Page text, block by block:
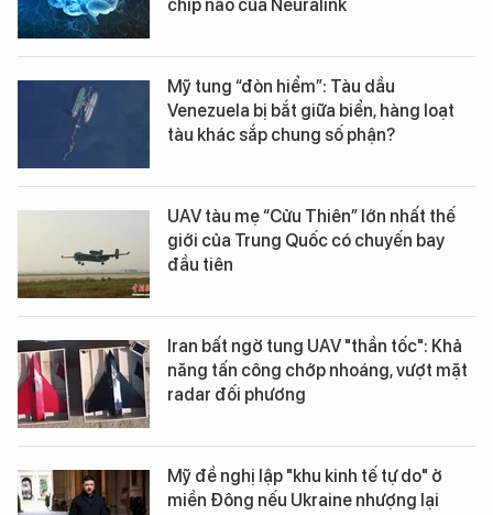
chip não của Neuralink
Mỹ tung “đòn hiểm”: Tàu dầu
Venezuela bị bắt giữa biển, hàng loạt
tàu khác sắp chung số phận?
UAV tàu mẹ “Cửu Thiên” lớn nhất thế
giới của Trung Quốc có chuyến bay
đầu tiên
Iran bất ngờ tung UAV "thần tốc": Khả
năng tấn công chớp nhoáng, vượt mặt
radar đối phương
Mỹ đề nghị lập "khu kinh tế tự do" ở
miền Đông nếu Ukraine nhượng lại